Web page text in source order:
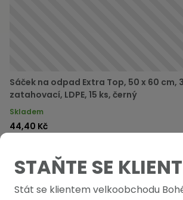
Sáček na odpad Extra Top, 50 x 60 cm,
zatahovací, LDPE, 15 ks, černý
Skladem
44,40 Kč
STAŇTE SE
Stát se klientem velkoobchodu